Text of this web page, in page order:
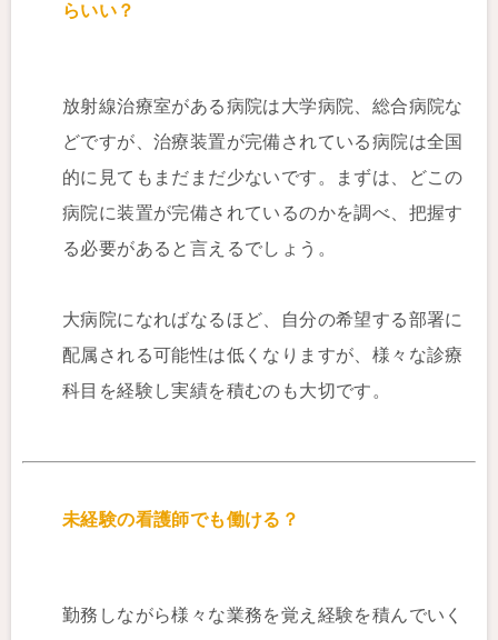
らいい？
放射線治療室がある病院は大学病院、総合病院な
どですが、治療装置が完備されている病院は全国
的に見てもまだまだ少ないです。まずは、どこの
病院に装置が完備されているのかを調べ、把握す
る必要があると言えるでしょう。
大病院になればなるほど、自分の希望する部署に
配属される可能性は低くなりますが、様々な診療
科目を経験し実績を積むのも大切です。
未経験の看護師でも働ける？
勤務しながら様々な業務を覚え経験を積んでいく